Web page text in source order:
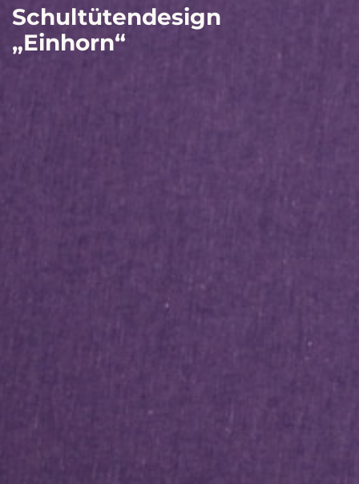
Schultütendesign
„Einhorn“